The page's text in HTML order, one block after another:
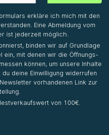
erkläre ich mich mit den
Eine Abmeldung vom
ist jederzeit möglich.
binden wir auf Grundlage
ein, mit denen wir die Öffnungs-
können, um unsere Inhalte
deine Einwilligung widerrufen
vorhandenen Link zur
von 100€.